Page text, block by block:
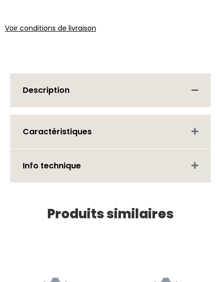
Voir conditions de livraison
Description
Caractéristiques
Info technique
Produits similaires